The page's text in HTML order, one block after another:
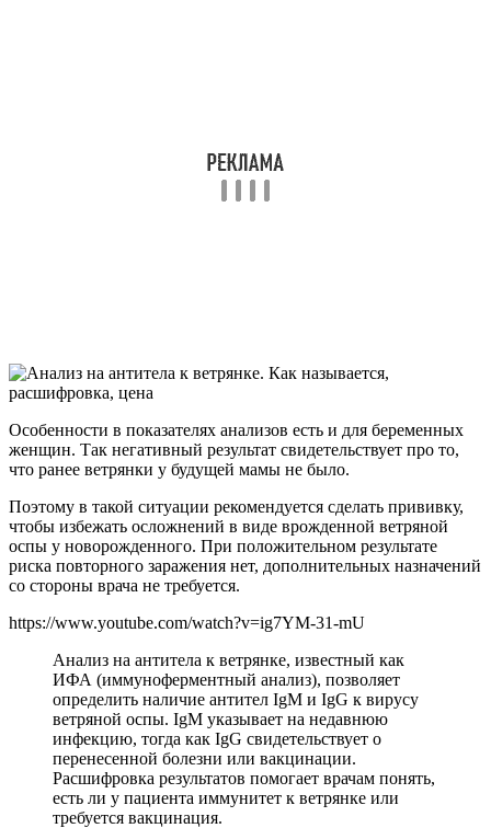
Особенности в показателях анализов есть и для беременных
женщин. Так негативный результат свидетельствует про то,
что ранее ветрянки у будущей мамы не было.
Поэтому в такой ситуации рекомендуется сделать прививку,
чтобы избежать осложнений в виде врожденной ветряной
оспы у новорожденного. При положительном результате
риска повторного заражения нет, дополнительных назначений
со стороны врача не требуется.
https://www.youtube.com/watch?v=ig7YM-31-mU
Анализ на антитела к ветрянке, известный как
ИФА (иммуноферментный анализ), позволяет
определить наличие антител IgM и IgG к вирусу
ветряной оспы. IgM указывает на недавнюю
инфекцию, тогда как IgG свидетельствует о
перенесенной болезни или вакцинации.
Расшифровка результатов помогает врачам понять,
есть ли у пациента иммунитет к ветрянке или
требуется вакцинация.